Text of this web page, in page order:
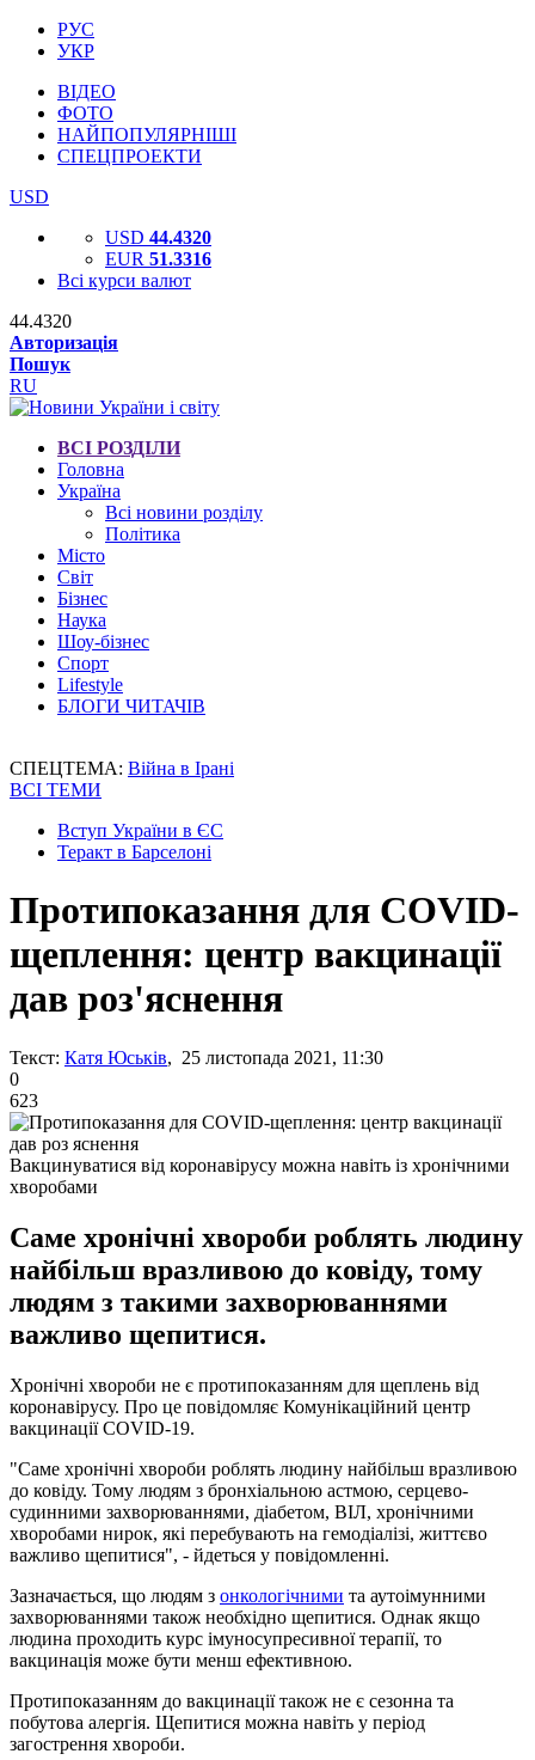
РУС
УКР
ВІДЕО
ФОТО
НАЙПОПУЛЯРНІШІ
СПЕЦПРОЕКТИ
USD
USD 44.4320
EUR 51.3316
Всі курси валют
44.4320
Авторизація
Пошук
RU
ВСІ РОЗДІЛИ
Головна
Україна
Всі новини розділу
Політика
Місто
Світ
Бізнес
Наука
Шоу-бізнес
Спорт
Lifestyle
БЛОГИ ЧИТАЧІВ
СПЕЦТЕМА: Війна в Ірані
ВСІ ТЕМИ
Вступ України в ЄС
Теракт в Барселоні
Протипоказання для COVID-
щеплення: центр вакцинації
дав роз'яснення
Текст: Катя Юськів, 25 листопада 2021, 11:30
0
623
Вакцинуватися від коронавірусу можна навіть із хронічними
хворобами
Саме хронічні хвороби роблять людину
найбільш вразливою до ковіду, тому
людям з такими захворюваннями
важливо щепитися.
Хронічні хвороби не є протипоказанням для щеплень від
коронавірусу. Про це повідомляє Комунікаційний центр
вакцинації COVID-19.
"Саме хронічні хвороби роблять людину найбільш вразливою
до ковіду. Тому людям з бронхіальною астмою, серцево-
судинними захворюваннями, діабетом, ВІЛ, хронічними
хворобами нирок, які перебувають на гемодіалізі, життєво
важливо щепитися", - йдеться у повідомленні.
Зазначається, що людям з онкологічними та аутоімунними
захворюваннями також необхідно щепитися. Однак якщо
людина проходить курс імуносупресивної терапії, то
вакцинація може бути менш ефективною.
Протипоказанням до вакцинації також не є сезонна та
побутова алергія. Щепитися можна навіть у період
загострення хвороби.